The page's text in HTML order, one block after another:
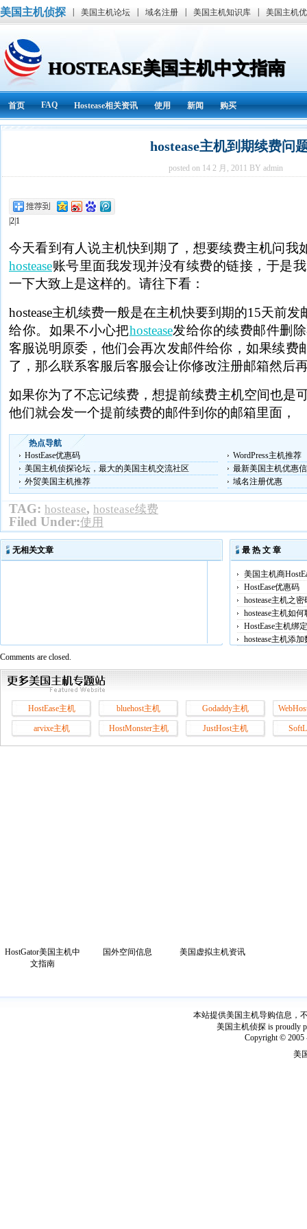
美国主机侦探 美国主机论坛 域名注册 美国主机知识库 美国主机
HOSTEASE美国主机中文指南
首页 FAQ Hostease相关资讯 使用 新闻 购买
hostease主机到期续费问
posted on 14 2 月, 2011 BY admin
|2|1
今天看到有人说主机快到期了，想要续费主机问我
hostease账号里面我发现并没有续费的链接，于是我
一下大致上是这样的。请往下看：
hostease主机续费一般是在主机快要到期的15天前
给你。如果不小心把hostease发给你的续费邮件删除
客服说明原委，他们会再次发邮件给你，如果续费
了，那么联系客服后客服会让你修改注册邮箱然后
如果你为了不忘记续费，想提前续费主机空间也是
他们就会发一个提前续费的邮件到你的邮箱里面，
热点导航
HostEase优惠码
WordPress主机推荐
美国主机侦探论坛，最大的美国主机交流社区
最新美国主机优惠
外贸美国主机推荐
域名注册优惠
TAG: hostease, hostease续费
Filed Under:使用
无相关文章 最 热 文 章
美国主机商
HostEase优惠码
hostease主机之
hostease主机如
HostEase主机绑
hostease主机添
Comments are closed.
HostEase主机 bluehost主机 Godaddy主机
arvixe主机 HostMonster主机 JustHost主机
HostGator美国主机中
文指南
国外空间信息 美国虚拟主机资讯
本站提供美国主机导购信息，
美国主机侦探 is proudly
Copyright © 2005
美